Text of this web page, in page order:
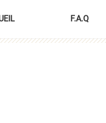
F.A.Q